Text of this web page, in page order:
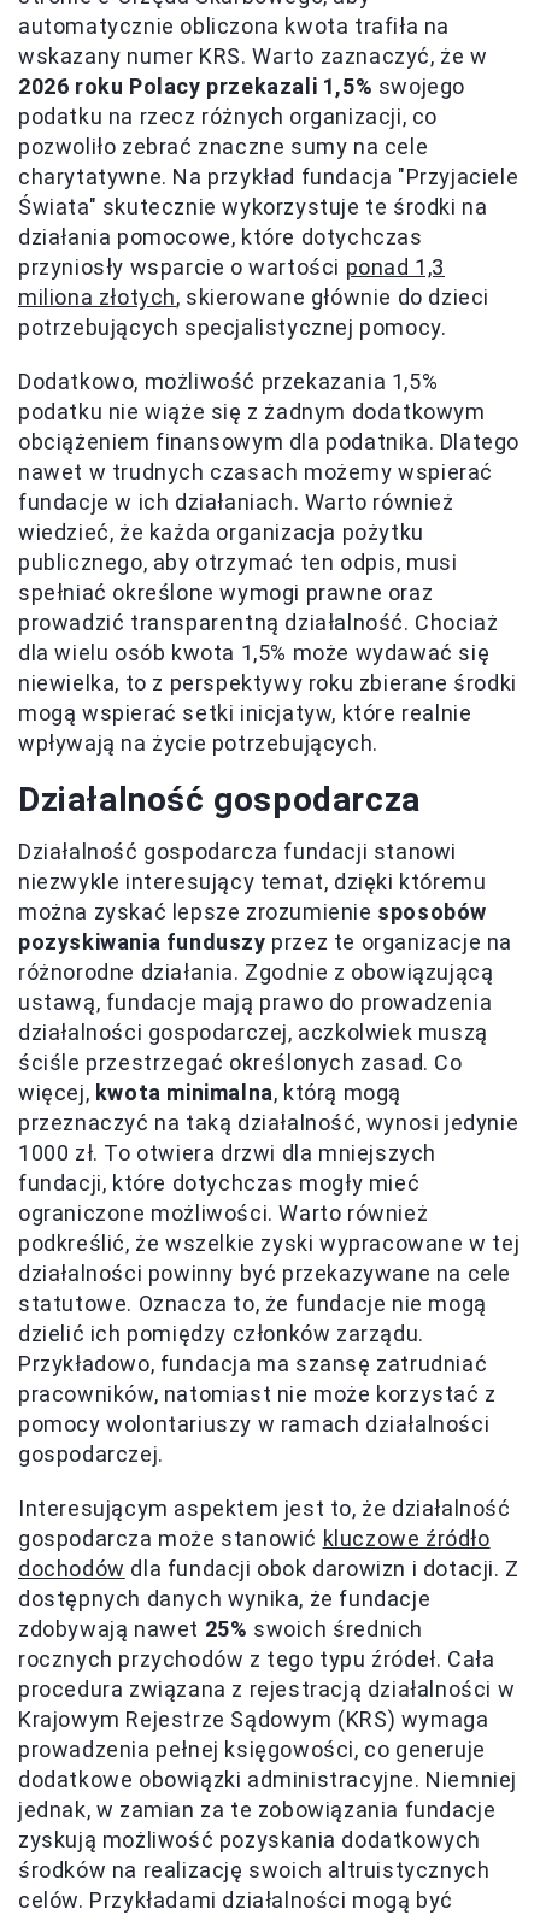
automatycznie obliczona kwota trafiła na
wskazany numer KRS. Warto zaznaczyć, że w
2026 roku Polacy przekazali 1,5% swojego
podatku na rzecz różnych organizacji, co
pozwoliło zebrać znaczne sumy na cele
charytatywne. Na przykład fundacja "Przyjaciele
Świata" skutecznie wykorzystuje te środki na
działania pomocowe, które dotychczas
przyniosły wsparcie o wartości ponad 1,3
miliona złotych, skierowane głównie do dzieci
potrzebujących specjalistycznej pomocy.
Dodatkowo, możliwość przekazania 1,5%
podatku nie wiąże się z żadnym dodatkowym
obciążeniem finansowym dla podatnika. Dlatego
nawet w trudnych czasach możemy wspierać
fundacje w ich działaniach. Warto również
wiedzieć, że każda organizacja pożytku
publicznego, aby otrzymać ten odpis, musi
spełniać określone wymogi prawne oraz
prowadzić transparentną działalność. Chociaż
dla wielu osób kwota 1,5% może wydawać się
niewielka, to z perspektywy roku zbierane środki
mogą wspierać setki inicjatyw, które realnie
wpływają na życie potrzebujących.
Działalność gospodarcza
Działalność gospodarcza fundacji stanowi
niezwykle interesujący temat, dzięki któremu
można zyskać lepsze zrozumienie sposobów
pozyskiwania funduszy przez te organizacje na
różnorodne działania. Zgodnie z obowiązującą
ustawą, fundacje mają prawo do prowadzenia
działalności gospodarczej, aczkolwiek muszą
ściśle przestrzegać określonych zasad. Co
więcej, kwota minimalna, którą mogą
przeznaczyć na taką działalność, wynosi jedynie
1000 zł. To otwiera drzwi dla mniejszych
fundacji, które dotychczas mogły mieć
ograniczone możliwości. Warto również
podkreślić, że wszelkie zyski wypracowane w tej
działalności powinny być przekazywane na cele
statutowe. Oznacza to, że fundacje nie mogą
dzielić ich pomiędzy członków zarządu.
Przykładowo, fundacja ma szansę zatrudniać
pracowników, natomiast nie może korzystać z
pomocy wolontariuszy w ramach działalności
gospodarczej.
Interesującym aspektem jest to, że działalność
gospodarcza może stanowić kluczowe źródło
dochodów dla fundacji obok darowizn i dotacji. Z
dostępnych danych wynika, że fundacje
zdobywają nawet 25% swoich średnich
rocznych przychodów z tego typu źródeł. Cała
procedura związana z rejestracją działalności w
Krajowym Rejestrze Sądowym (KRS) wymaga
prowadzenia pełnej księgowości, co generuje
dodatkowe obowiązki administracyjne. Niemniej
jednak, w zamian za te zobowiązania fundacje
zyskują możliwość pozyskania dodatkowych
środków na realizację swoich altruistycznych
celów. Przykładami działalności mogą być